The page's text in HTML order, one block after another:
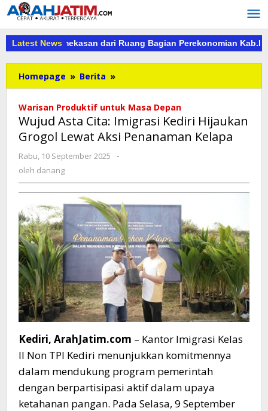
Lewati
ke
konten
Latest News
Pamekasan dari Ruang Bagian Perekonomian
Homepage » Berita »
Asta
Imigrasi
Kediri
Hijaukan
Kelapa
Warisan Produktif untuk Masa Depan
Wujud Asta Cita: Imigrasi Kediri Hijaukan
Grogol Lewat Aksi Penanaman Kelapa
Rabu, 10 September 2025
oleh
-
oleh danang
Kediri, ArahJatim.com – Kantor Imigrasi Kelas
II Non TPI Kediri menunjukkan komitmennya
dalam mendukung program pemerintah
dengan berpartisipasi aktif dalam upaya
ketahanan pangan. Pada Selasa, 9 September